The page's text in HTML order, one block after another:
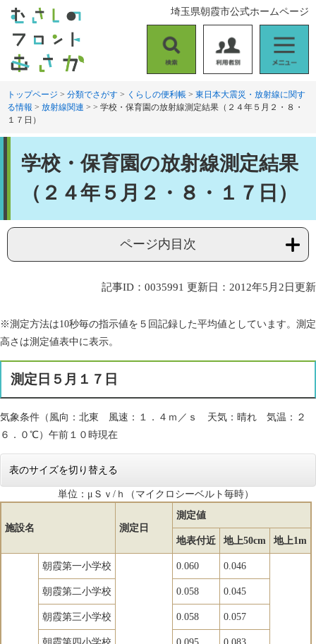
す
。
し
て
索
用
者
別
ニ
ュ
ー
埼玉県朝霞市公式ホームページ
トップページ > 分類でさがす > くらしの便利帳 > 東日本大震災・放射線に関す
る情報 > 放射線関連 > > 学校・保育園の放射線測定結果（２４年５月２・８・
１７日）
学校・保育園の放射線測定結果
（２４年５月２・８・１７日）
ページ内目次
記事ID：0035991 更新日：2012年5月2日更新
※測定方法は10秒毎の指示値を５回記録した平均値としています。測定
高さは測定値表中に表示。
測定日５月１７日
気象条件（風向：北東 風速：１．４ｍ／ｓ 天気：晴れ 気温：２
６．０℃）午前１０時現在
表のサイズを切り替える
単位：μＳｖ/ｈ（マイクロシーベルト毎時）
施設名 測定日
測定値
地表付近 地上50cm 地上1m
朝霞第一小学校 0.060 0.046
朝霞第二小学校 0.058 0.045
朝霞第三小学校 0.058 0.057